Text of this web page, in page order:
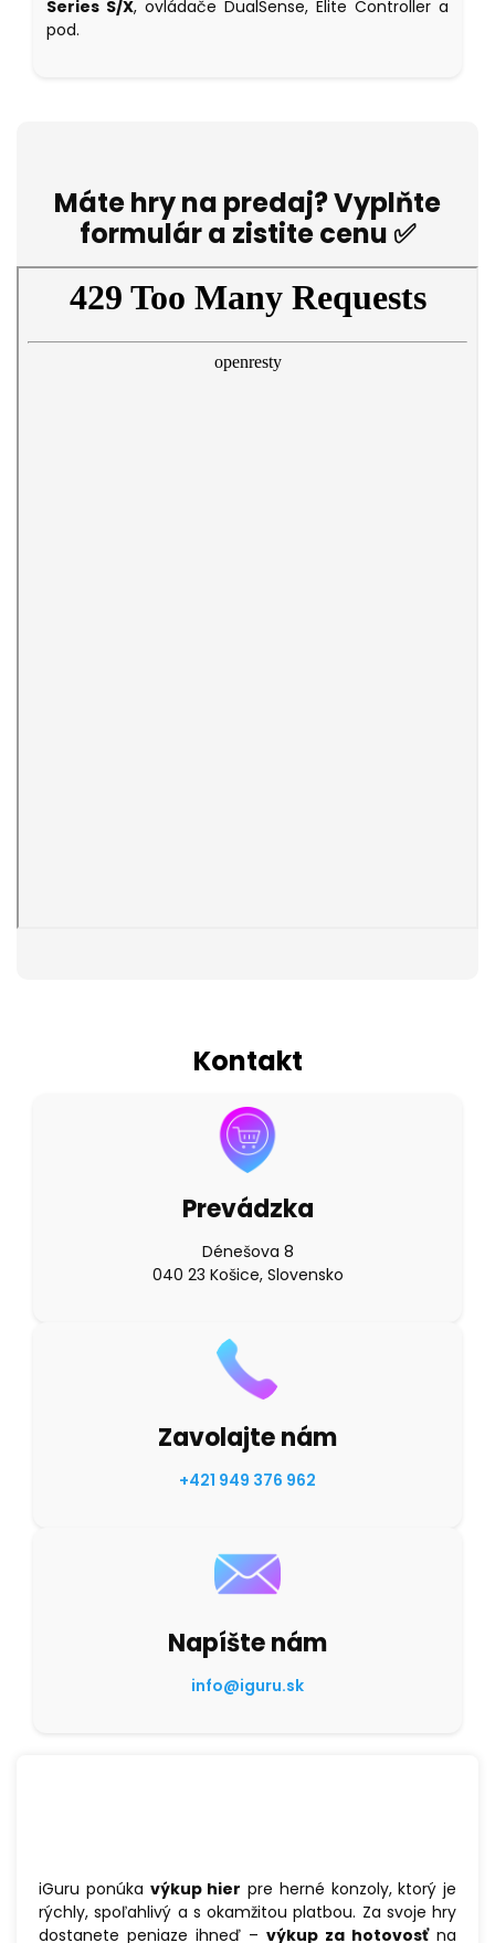
Series S/X, ovládače DualSense, Elite Controller a
pod.
Máte hry na predaj? Vyplňte
formulár a zistite cenu ✅
Kontakt
Prevádzka
Dénešova 8
040 23 Košice, Slovensko
Zavolajte nám
+421 949 376 962
Napíšte nám
info@iguru.sk
iGuru ponúka výkup hier pre herné konzoly, ktorý je
rýchly, spoľahlivý a s okamžitou platbou. Za svoje hry
dostanete peniaze ihneď – výkup za hotovosťna